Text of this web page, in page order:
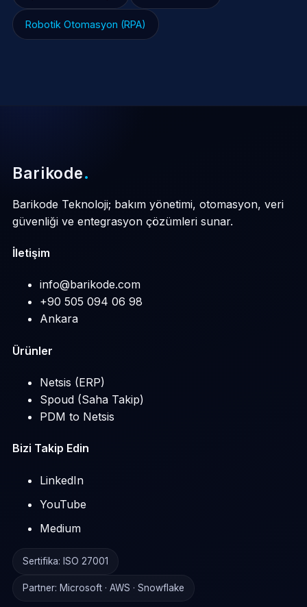
Robotik Otomasyon (RPA)
Barikode.
Barikode Teknoloji; bakım yönetimi, otomasyon, veri
güvenliği ve entegrasyon çözümleri sunar.
İletişim
info@barikode.com
+90 505 094 06 98
Ankara
Ürünler
Netsis (ERP)
Spoud (Saha Takip)
PDM to Netsis
Bizi Takip Edin
LinkedIn
YouTube
Medium
Sertifika: ISO 27001
Partner: Microsoft · AWS · Snowflake